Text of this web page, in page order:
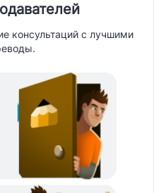
консультаций с лучшими